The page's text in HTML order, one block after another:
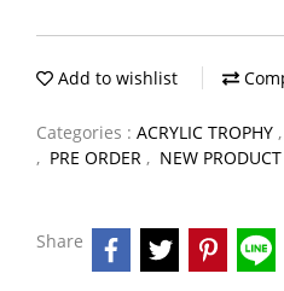
Add to wishlist
Categories : ACRYLIC TROPHY ,
, PRE ORDER , NEW PRODUCT
Share